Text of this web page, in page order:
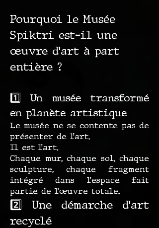
Pourquoi le Musée
Spiktri est-il une
œuvre d’art à part
entière ?
1️⃣ Un musée transformé
en planète artistique
Le musée ne se contente pas de
présenter de l’art.
Il est l’art.
Chaque mur, chaque sol, chaque
sculpture, chaque fragment
intégré dans l’espace fait
partie de l’œuvre totale.
2️⃣ Une démarche d’art
recyclé